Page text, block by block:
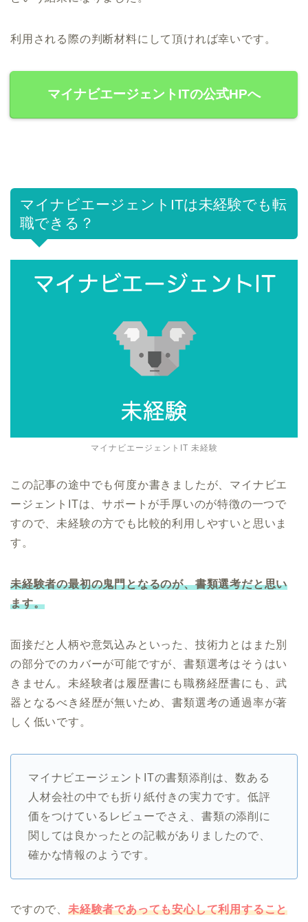
利用される際の判断材料にして頂ければ幸いです。
マイナビエージェントITの公式HPへ
マイナビエージェントITは未経験でも転
職できる？
マイナビエージェントIT 未経験
この記事の途中でも何度か書きましたが、マイナビエ
ージェントITは、サポートが手厚いのが特徴の一つで
すので、未経験の方でも比較的利用しやすいと思いま
す。
未経験者の最初の鬼門となるのが、書類選考だと思い
ます。
面接だと人柄や意気込みといった、技術力とはまた別
の部分でのカバーが可能ですが、書類選考はそうはい
きません。未経験者は履歴書にも職務経歴書にも、武
器となるべき経歴が無いため、書類選考の通過率が著
しく低いです。
マイナビエージェントITの書類添削は、数ある
人材会社の中でも折り紙付きの実力です。低評
価をつけているレビューでさえ、書類の添削に
関しては良かったとの記載がありましたので、
確かな情報のようです。
ですので、 未経験者であっても安心して利用すること